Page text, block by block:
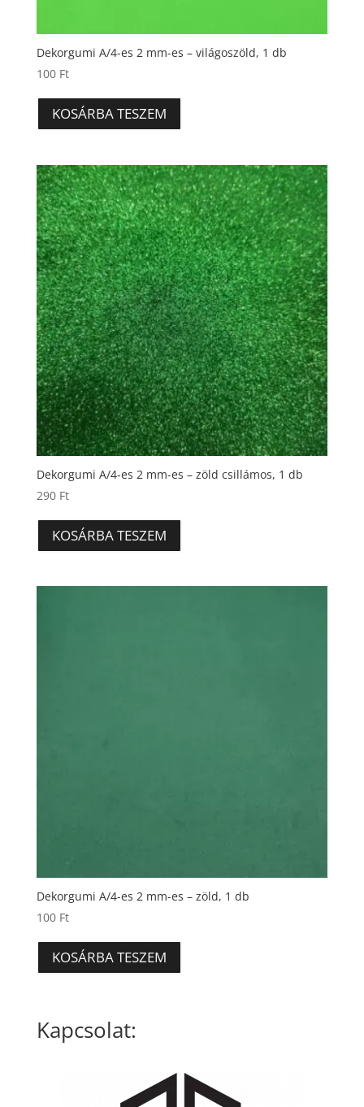
Dekorgumi A/4-es 2 mm-es – világoszöld, 1 db
100 Ft
KOSÁRBA TESZEM
Dekorgumi A/4-es 2 mm-es – zöld csillámos, 1 db
290 Ft
KOSÁRBA TESZEM
Dekorgumi A/4-es 2 mm-es – zöld, 1 db
100 Ft
KOSÁRBA TESZEM
Kapcsolat: